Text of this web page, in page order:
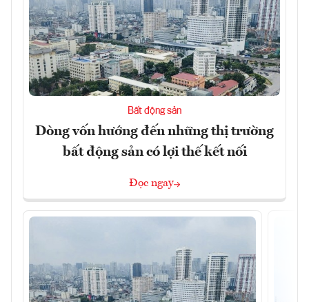
Bất động sản
Dòng vốn hướng đến những thị trường
bất động sản có lợi thế kết nối
Đọc ngay